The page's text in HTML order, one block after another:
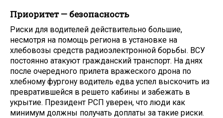
Приоритет — безопасность
Риски для водителей действительно большие,
несмотря на помощь региона в установке на
хлебовозы средств радиоэлектронной борьбы. ВСУ
постоянно атакуют гражданский транспорт. На днях
после очередного прилета вражеского дрона по
хлебному фургону водитель едва успел выскочить из
превратившейся в решето кабины и забежать в
укрытие. Президент РСП уверен, что люди как
минимум должны получать доплаты за такие риски.